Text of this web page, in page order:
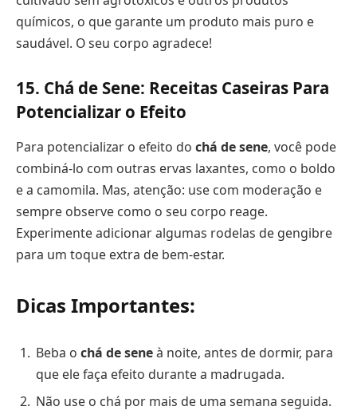
químicos, o que garante um produto mais puro e
saudável. O seu corpo agradece!
15. Chá de Sene: Receitas Caseiras Para
Potencializar o Efeito
Para potencializar o efeito do chá de sene, você pode
combiná-lo com outras ervas laxantes, como o boldo
e a camomila. Mas, atenção: use com moderação e
sempre observe como o seu corpo reage.
Experimente adicionar algumas rodelas de gengibre
para um toque extra de bem-estar.
Dicas Importantes:
Beba o chá de seneà noite, antes de dormir, para
que ele faça efeito durante a madrugada.
Não use o chá por mais de uma semana seguida.